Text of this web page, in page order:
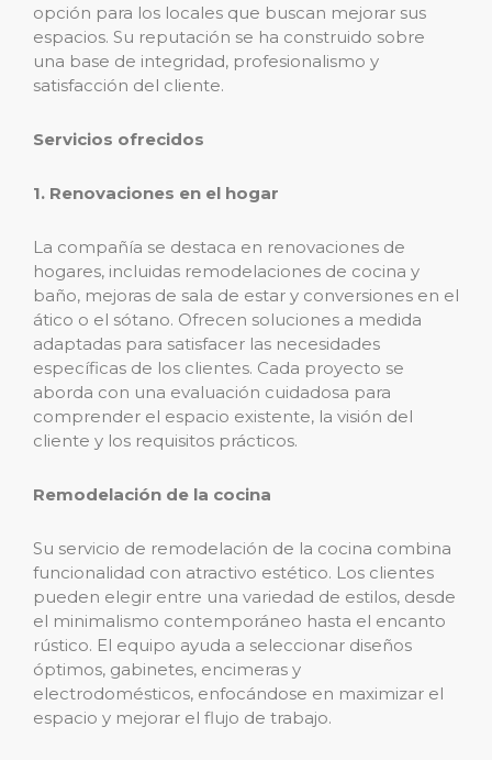
opción para los locales que buscan mejorar sus
espacios. Su reputación se ha construido sobre
una base de integridad, profesionalismo y
satisfacción del cliente.
Servicios ofrecidos
1. Renovaciones en el hogar
La compañía se destaca en renovaciones de
hogares, incluidas remodelaciones de cocina y
baño, mejoras de sala de estar y conversiones en el
ático o el sótano. Ofrecen soluciones a medida
adaptadas para satisfacer las necesidades
específicas de los clientes. Cada proyecto se
aborda con una evaluación cuidadosa para
comprender el espacio existente, la visión del
cliente y los requisitos prácticos.
Remodelación de la cocina
Su servicio de remodelación de la cocina combina
funcionalidad con atractivo estético. Los clientes
pueden elegir entre una variedad de estilos, desde
el minimalismo contemporáneo hasta el encanto
rústico. El equipo ayuda a seleccionar diseños
óptimos, gabinetes, encimeras y
electrodomésticos, enfocándose en maximizar el
espacio y mejorar el flujo de trabajo.